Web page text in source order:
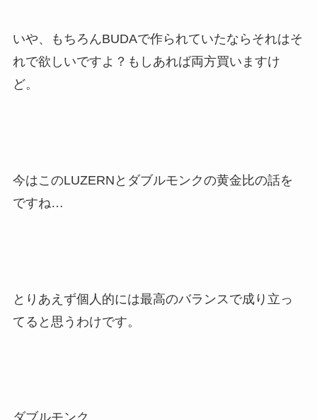
いや、もちろんBUDAで作られていたならそれはそ
れで欲しいですよ？もしあれば両方買いますけ
ど。
今はこのLUZERNとダブルモンクの黄金比の話を
ですね…
とりあえず個人的には最高のバランスで成り立っ
てると思うわけです。